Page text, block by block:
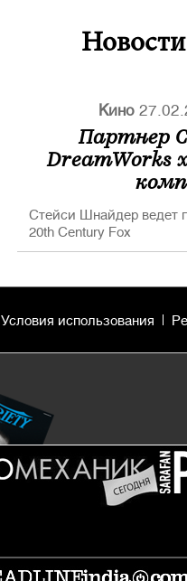
Кино
Партнер
DreamWorks
Стейси Шнайдер ведет
20th Century Fox
Условия использования